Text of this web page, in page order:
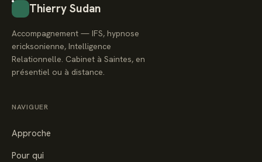
Thierry Sudan
Accompagnement — IFS, hypnose
ericksonienne, Intelligence
Relationnelle. Cabinet à Saintes, en
présentiel ou à distance.
NAVIGUER
Approche
Pour qui